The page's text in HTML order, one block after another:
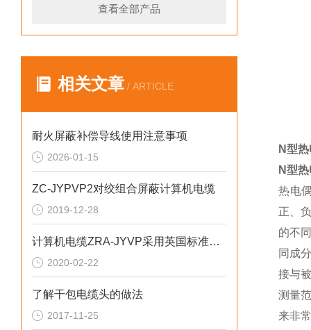
查看全部产品
相关文章 / ARTICLE
耐火屏蔽补偿导线使用注意事项
2026-01-15
ZC-JYPVP2对绞组合屏蔽计算机电缆
2019-12-28
计算机电缆ZRA-JYVP采用英国标准BS5308
2020-02-22
了解干包电缆头的做法
2017-11-25
N型
N型
热电
正、
的不
同成
接与
测量
来非